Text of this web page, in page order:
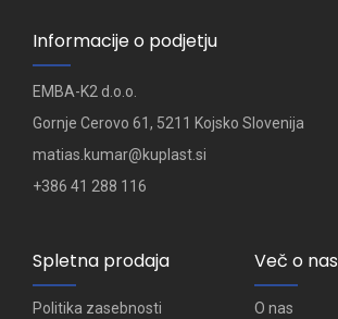
Informacije o podjetju
EMBA-K2 d.o.o.
Gornje Cerovo 61, 5211 Kojsko Slovenija
matias.kumar@kuplast.si
+386 41 288 116​
Spletna prodaja
Politika zasebnosti
Več o nas
O nas